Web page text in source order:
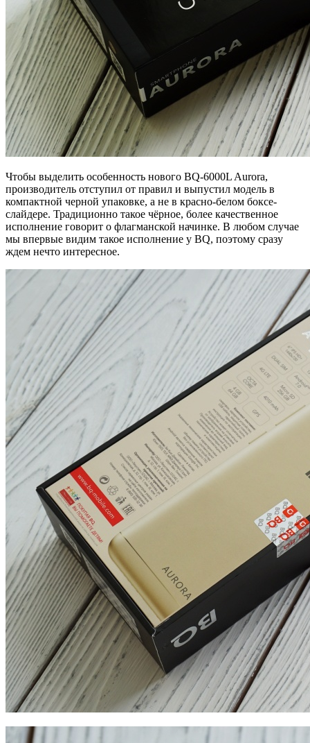
Чтобы выделить особенность нового BQ-6000L Aurora,
производитель отступил от правил и выпустил модель в
компактной черной упаковке, а не в красно-белом боксе-
слайдере. Традиционно такое чёрное, более качественное
исполнение говорит о флагманской начинке. В любом случае
мы впервые видим такое исполнение у BQ, поэтому сразу
ждем нечто интересное.